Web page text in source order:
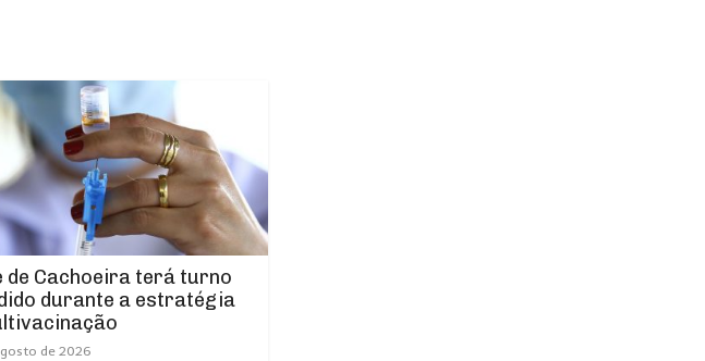
de Cachoeira terá turno
durante a estratégia
de 2026